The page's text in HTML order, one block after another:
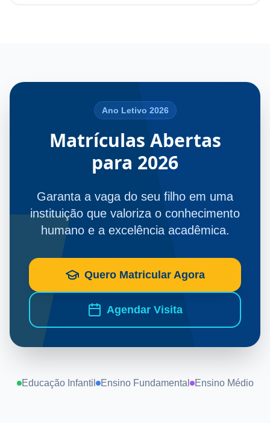
Ano Letivo 2026
Matrículas Abertas
para 2026
Garanta a vaga do seu filho em uma
instituição que valoriza o conhecimento
humano e a excelência acadêmica.
Quero Matricular Agora
Agendar Visita
Educação Infantil Ensino Fundamental Ensino Médio